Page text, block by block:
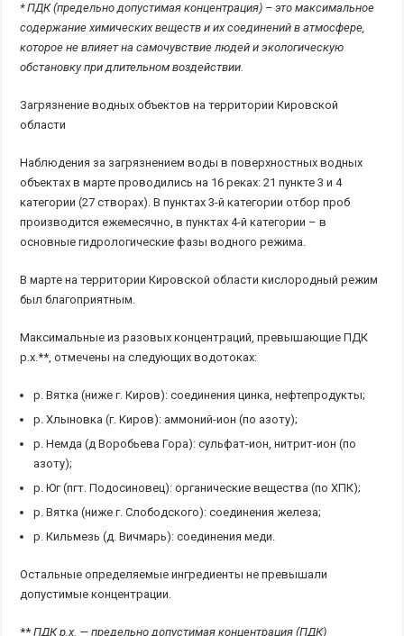
* ПДК (предельно допустимая концентрация) – это максимальное
содержание химических веществ и их соединений в атмосфере,
которое не влияет на самочувствие людей и экологическую
обстановку при длительном воздействии.
Загрязнение водных объектов на территории Кировской
области
Наблюдения за загрязнением воды в поверхностных водных
объектах в марте проводились на 16 реках: 21 пункте 3 и 4
категории (27 створах). В пунктах 3-й категории отбор проб
производится ежемесячно, в пунктах 4-й категории – в
основные гидрологические фазы водного режима.
В марте на территории Кировской области кислородный режим
был благоприятным.
Максимальные из разовых концентраций, превышающие ПДК
р.х.**, отмечены на следующих водотоках:
р. Вятка (ниже г. Киров): соединения цинка, нефтепродукты;
р. Хлыновка (г. Киров): аммоний-ион (по азоту);
р. Немда (д Воробьева Гора): сульфат-ион, нитрит-ион (по
азоту);
р. Юг (пгт. Подосиновец): органические вещества (по ХПК);
р. Вятка (ниже г. Слободского): соединения железа;
р. Кильмезь (д. Вичмарь): соединения меди.
Остальные определяемые ингредиенты не превышали
допустимые концентрации.
**ПДК р.х. — предельно допустимая концентрация (ПДК)